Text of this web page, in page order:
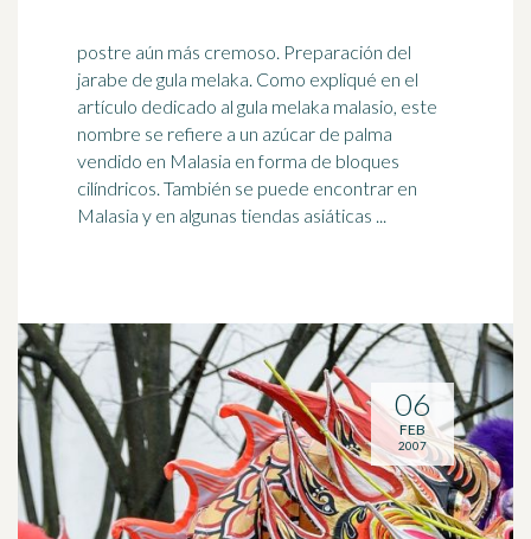
postre aún más cremoso. Preparación del
jarabe de gula melaka. Como expliqué en el
artículo dedicado al gula melaka malasio, este
nombre se refiere a un azúcar de palma
vendido en Malasia en forma de bloques
cilíndricos. También se puede encontrar en
Malasia y en algunas tiendas asiáticas ...
06
FEB
2007